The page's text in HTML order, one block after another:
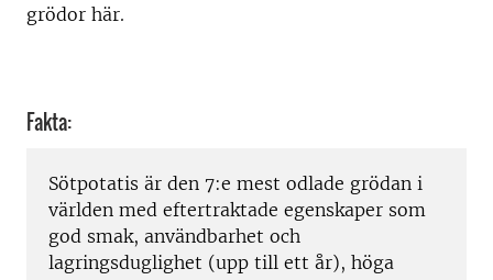
grödor här.
Fakta:
Sötpotatis är den 7:e mest odlade grödan i
världen med eftertraktade egenskaper som
god smak, användbarhet och
lagringsduglighet (upp till ett år), höga